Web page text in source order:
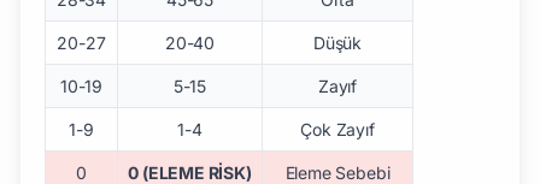
20-27 20-40 Düşük
10-19 5-15 Zayıf
1-9 1-4 Çok Zayıf
0 0 (ELEME RİSK) Eleme Sebebi